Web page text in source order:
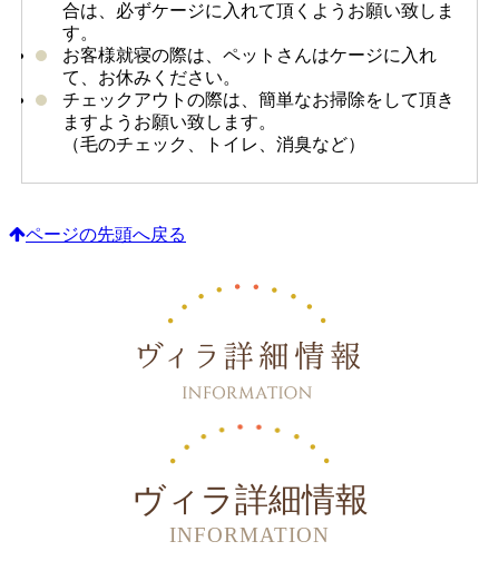
合は、必ずケージに入れて頂くようお願い致しま
す。
お客様就寝の際は、ペットさんはケージに入れ
て、お休みください。
チェックアウトの際は、簡単なお掃除をして頂き
ますようお願い致します。
（毛のチェック、トイレ、消臭など）
ページの先頭へ戻る
ヴィラ詳細情報
INFORMATION